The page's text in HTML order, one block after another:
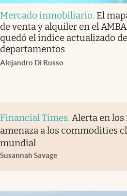
Mercado inmobiliario. El
de venta y alquiler en el
quedó el índice actualizado
departamentos
Alejandro Di Russo
Financial Times. Alerta en los
amenaza a los commodities
mundial
Susannah Savage